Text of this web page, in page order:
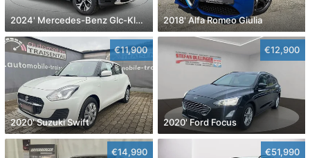
2024' Mercedes-Benz Glc-Klasse 2018' Alfa Romeo Giulia
€11,900
2020' Suzuki Swift
€12,900
2020' Ford Focus
€14,990 €51,990